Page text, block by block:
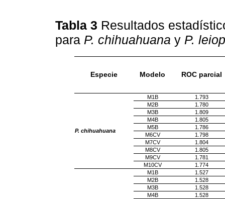
Tabla 3 Resultados
para P. chihuahuana y P.
Especie Modelo ROC parcial
P. chihuahuana
M1B
1.793
M2B
1.780
M3B
1.809
M4B
1.805
M5B
1.786
M6CV
1.798
M7CV
1.804
M8CV
1.805
M9CV
1.781
M10CV
1.774
M1B
1.527
M2B
1.528
M3B
1.528
M4B
1.528